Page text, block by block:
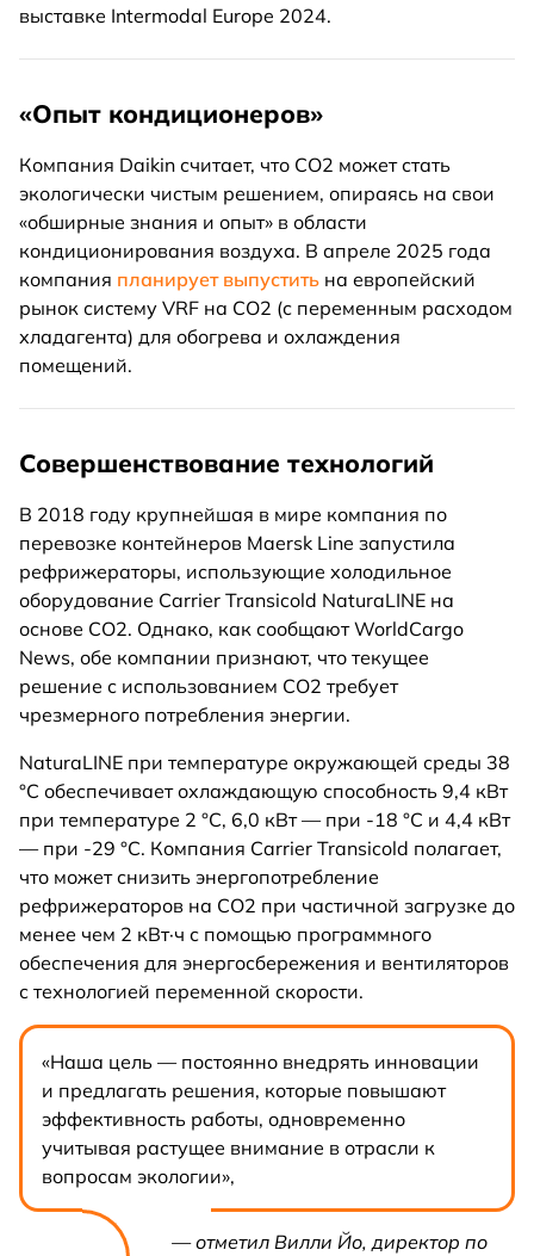
выставке Intermodal Europe 2024.
«Опыт кондиционеров»
Компания Daikin считает, что CO2 может стать
экологически чистым решением, опираясь на свои
«обширные знания и опыт» в области
кондиционирования воздуха. В апреле 2025 года
компания планирует выпустить на европейский
рынок систему VRF на CO2 (с переменным расходом
хладагента) для обогрева и охлаждения
помещений.
Совершенствование технологий
В 2018 году крупнейшая в мире компания по
перевозке контейнеров Maersk Line запустила
рефрижераторы, использующие холодильное
оборудование Carrier Transicold NaturaLINE на
основе CO2. Однако, как сообщают WorldCargo
News, обе компании признают, что текущее
решение с использованием CO2 требует
чрезмерного потребления энергии.
NaturaLINE при температуре окружающей среды 38
°C обеспечивает охлаждающую способность 9,4 кВт
при температуре 2 °C, 6,0 кВт — при -18 °C и 4,4 кВт
— при -29 °C. Компания Carrier Transicold полагает,
что может снизить энергопотребление
рефрижераторов на CO2 при частичной загрузке до
менее чем 2 кВт·ч с помощью программного
обеспечения для энергосбережения и вентиляторов
с технологией переменной скорости.
«Наша цель — постоянно внедрять инновации
и предлагать решения, которые повышают
эффективность работы, одновременно
учитывая растущее внимание в отрасли к
вопросам экологии»,
— отметил Вилли Йо, директор по